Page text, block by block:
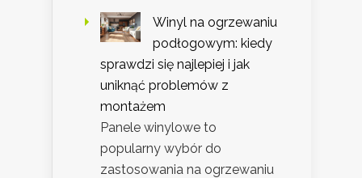
Winyl na ogrzewaniu
podłogowym: kiedy
sprawdzi się najlepiej i jak
uniknąć problemów z
montażem
Panele winylowe to
popularny wybór do
zastosowania na ogrzewaniu